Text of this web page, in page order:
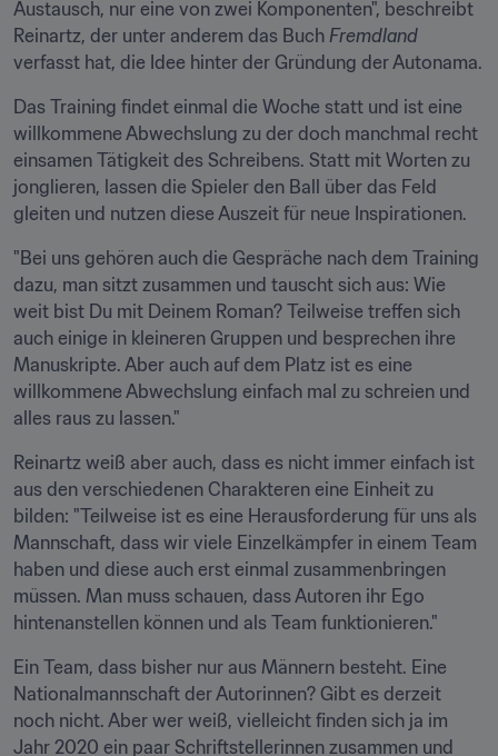
Austausch, nur eine von zwei Komponenten", beschreibt
Reinartz, der unter anderem das Buch Fremdland
verfasst hat, die Idee hinter der Gründung der Autonama.
Das Training findet einmal die Woche statt und ist eine
willkommene Abwechslung zu der doch manchmal recht
einsamen Tätigkeit des Schreibens. Statt mit Worten zu
jonglieren, lassen die Spieler den Ball über das Feld
gleiten und nutzen diese Auszeit für neue Inspirationen.
"Bei uns gehören auch die Gespräche nach dem Training
dazu, man sitzt zusammen und tauscht sich aus: Wie
weit bist Du mit Deinem Roman? Teilweise treffen sich
auch einige in kleineren Gruppen und besprechen ihre
Manuskripte. Aber auch auf dem Platz ist es eine
willkommene Abwechslung einfach mal zu schreien und
alles raus zu lassen."
Reinartz weiß aber auch, dass es nicht immer einfach ist
aus den verschiedenen Charakteren eine Einheit zu
bilden: "Teilweise ist es eine Herausforderung für uns als
Mannschaft, dass wir viele Einzelkämpfer in einem Team
haben und diese auch erst einmal zusammenbringen
müssen. Man muss schauen, dass Autoren ihr Ego
hintenanstellen können und als Team funktionieren."
Ein Team, dass bisher nur aus Männern besteht. Eine
Nationalmannschaft der Autorinnen? Gibt es derzeit
noch nicht. Aber wer weiß, vielleicht finden sich ja im
Jahr 2020 ein paar Schriftstellerinnen zusammen und